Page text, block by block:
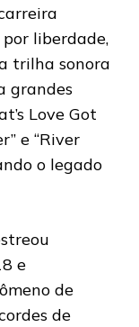
liberdade,
trilha sonora
grandes
Love Got
e “River
o legado
e
de
de